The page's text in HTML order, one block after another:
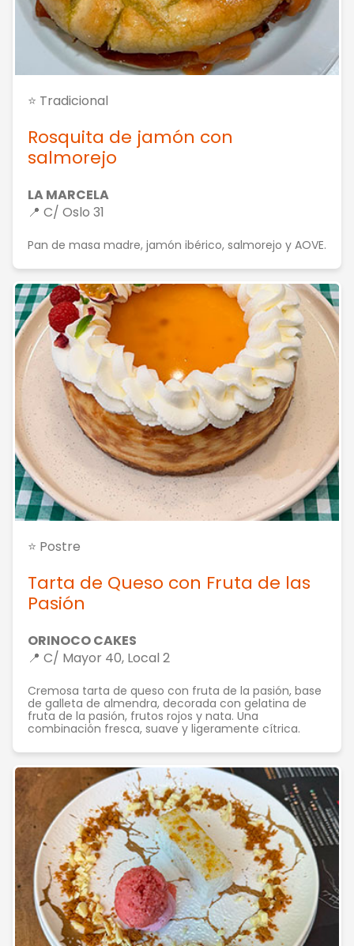
⭐ Tradicional
Rosquita de jamón con
salmorejo
LA MARCELA
📍 C/ Oslo 31
Pan de masa madre, jamón ibérico, salmorejo y AOVE.
⭐ Postre
Tarta de Queso con Fruta de las
Pasión
ORINOCO CAKES
📍 C/ Mayor 40, Local 2
Cremosa tarta de queso con fruta de la pasión, base
de galleta de almendra, decorada con gelatina de
fruta de la pasión, frutos rojos y nata. Una
combinación fresca, suave y ligeramente cítrica.